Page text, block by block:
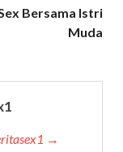
Bersama Istri
Muda
→